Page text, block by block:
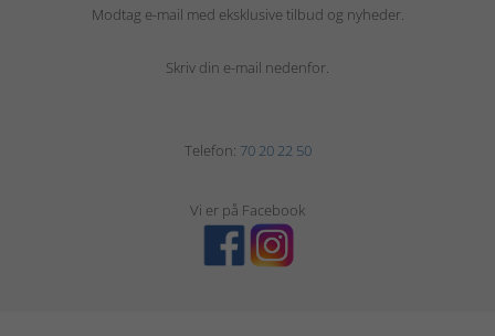
Modtag e-mail med eksklusive tilbud og nyheder.
Skriv din e-mail nedenfor.
Telefon: 70 20 22 50
Vi er på Facebook